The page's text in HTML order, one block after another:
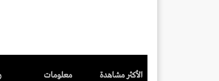
الأكثر مشاهدة معلومات